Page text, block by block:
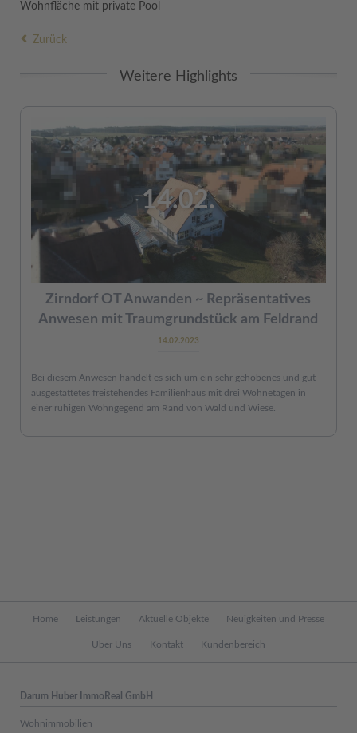
Wohnfläche mit private Pool
Zurück
Weitere Highlights
14.02.
Zirndorf OT Anwanden ~ Repräsentatives
Anwesen mit Traumgrundstück am Feldrand
14.02.2023
Bei diesem Anwesen handelt es sich um ein sehr gehobenes und gut
ausgestattetes freistehendes Familienhaus mit drei Wohnetagen in
einer ruhigen Wohngegend am Rand von Wald und Wiese.
Home Leistungen Aktuelle Objekte Neuigkeiten und Presse
Über Uns Kontakt Kundenbereich
Darum Huber ImmoReal GmbH
Wohnimmobilien